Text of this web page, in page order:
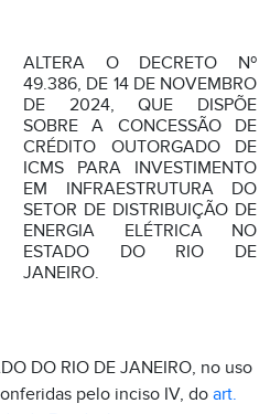
ALTERA O DECRETO Nº
49.386, DE 14 DE NOVEMBRO
DE 2024, QUE DISPÕE
SOBRE A CONCESSÃO DE
CRÉDITO OUTORGADO DE
ICMS PARA INVESTIMENTO
EM INFRAESTRUTURA DO
SETOR DE DISTRIBUIÇÃO DE
ENERGIA ELÉTRICA NO
ESTADO DO RIO DE
JANEIRO.
DO RIO DE JANEIRO, no uso
pelo inciso IV, do art.